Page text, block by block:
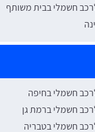
חשמלי בבית משותף
חשמלי בחיפה
חשמלי ברמת גן
חשמלי בטבריה